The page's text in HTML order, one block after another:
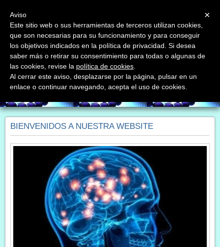
Quantum Medical Lleida
Dra.Laura Arnold-nutrición integrativa- terapia quántica
BIENVENIDOS A NUESTRA WEBSITE
×
Aviso
Este sitio web o sus herramientas de terceros utilizan cookies,
que son necesarias para su funcionamiento y para conseguir
los objetivos indicados en la política de privacidad. Si desea
saber más o retirar su consentimiento para todas o algunas de
las cookies, revise la política de cookies
Al cerrar este aviso, desplazarse por la página, pulsar en un
enlace o continuar navegando, acepta el uso de cookies.